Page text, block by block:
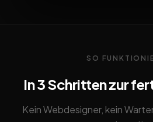
SO
In 3 Schritten zur
Kein Webdesigner, kein